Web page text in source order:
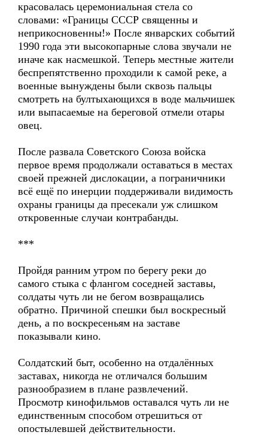
красовалась церемониальная стела со
словами: «Границы СССР священны и
неприкосновенны!» После январских событий
1990 года эти высокопарные слова звучали не
иначе как насмешкой. Теперь местные жители
беспрепятственно проходили к самой реке, а
военные вынуждены были сквозь пальцы
смотреть на бултыхающихся в воде мальчишек
или выпасаемые на береговой отмели отары
овец.
После развала Советского Союза войска
первое время продолжали оставаться в местах
своей прежней дислокации, а пограничники
всё ещё по инерции поддерживали видимость
охраны границы да пресекали уж слишком
откровенные случаи контрабанды.
***
Пройдя ранним утром по берегу реки до
самого стыка с флангом соседней заставы,
солдаты чуть ли не бегом возвращались
обратно. Причиной спешки был воскресный
день, а по воскресеньям на заставе
показывали кино.
Солдатский быт, особенно на отдалённых
заставах, никогда не отличался большим
разнообразием в плане развлечений.
Просмотр кинофильмов оставался чуть ли не
единственным способом отрешиться от
опостылевшей действительности.